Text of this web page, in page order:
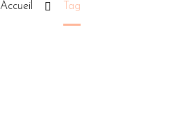
Accueil Tag